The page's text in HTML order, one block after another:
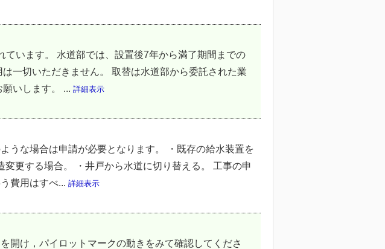
います。 水道部では、設置後7年から満了期間までの
一切いただきません。 取替は水道部から委託された業
いします。 ... 詳細表示
うな場合は申請が必要となります。 ・既存の給水装置を
更する場合。 ・井戸から水道に切り替える。 工事の申
費用はすべ... 詳細表示
開け，パイロットマークの動きをみて確認してくださ